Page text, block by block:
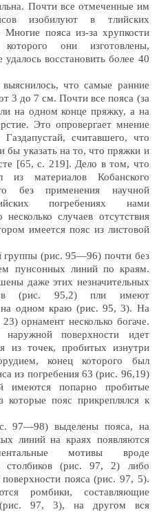
Почти все отмеченные им
изобилуют в тлийских
Многие пояса из-за хрупкости
они изготовлены,
восстановить более 40
что самые ранние
3 до 7 см. Почти все пояса (за
на одном конце пряжку, а на
Это опровергает мнение
Газдапустай, считавшего, что
бы указать на то, что пряжки и
[65, с. 219]. Дело в том, что
из материалов Кобанского
без применения научной
погребениях нами
несколько случаев отсутствия
имеется пояс из листовой
группы (рис. 95—96) почти без
пунсонных линий по краям.
даже этих незначительных
(рис. 95,2) пли имеют
одном краю (рис. 95, 3). На
орнамент несколько богаче.
поверхности идет
из точек, пробитых изнутри
конец которого был
из погребения 63 (рис. 96,19)
имеются попарно пробитые
которые пояс прикреплялся к
97—98) выделены пояса, на
линий на краях появляются
мотивы вроде
столбиков (рис. 97, 2) либо
пояса (рис. 97, 5).
ромбики, составляющие
(рис. 97, 3), на другом вся